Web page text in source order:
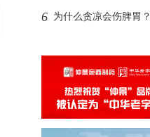
6 为什么贪凉会伤脾胃？